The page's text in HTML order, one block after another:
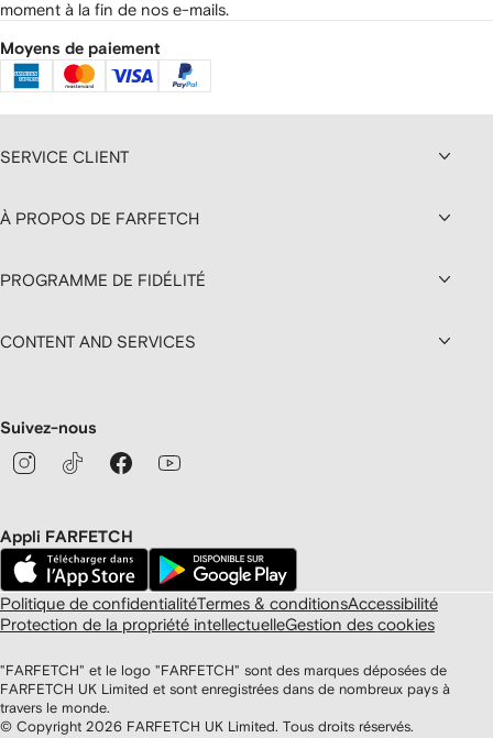
moment à la fin de nos e-mails.
Moyens de paiement
SERVICE CLIENT
À PROPOS DE FARFETCH
PROGRAMME DE FIDÉLITÉ
CONTENT AND SERVICES
Suivez-nous
Appli FARFETCH
Politique de confidentialitéTermes & conditionsAccessibilité
Protection de la propriété intellectuelleGestion des cookies
"FARFETCH" et le logo "FARFETCH" sont des marques déposées de
FARFETCH UK Limited et sont enregistrées dans de nombreux pays à
travers le monde.
© Copyright 2026 FARFETCH UK Limited. Tous droits réservés.